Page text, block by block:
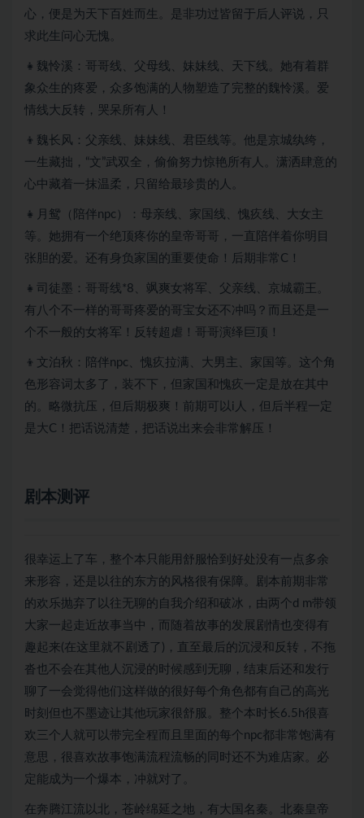
心，便是为天下百姓而生。是非功过皆留于后人评说，只
求此生问心无愧。
👧魏怜溪：哥哥线、父母线、妹妹线、天下线。她有着群
象众生的疼爱，众多饱满的人物塑造了完整的魏怜溪。爱
情线大反转，哭呆所有人！
👦魏长风：父亲线、妹妹线、君臣线等。他是京城纨绔，
一生藏拙，“文”武双全，偷偷努力惊艳所有人。潇洒肆意的
心中藏着一抹温柔，只留给最珍贵的人。
👧月鸳（陪伴npc）：母亲线、家国线、愧疚线、大女主
等。她拥有一个绝顶疼你的皇帝哥哥，一直陪伴着你明目
张胆的爱。还有身负家国的重要使命！后期非常C！
👧司徒墨：哥哥线*8、飒爽女将军、父亲线、京城霸王。
有八个不一样的哥哥疼爱的哥宝女还不冲吗？而且还是一
个不一般的女将军！反转超虐！哥哥演绎巨顶！
👦文泊秋：陪伴npc、愧疚拉满、大男主、家国等。这个角
色形容词太多了，装不下，但家国和愧疚一定是放在其中
的。略微抗压，但后期极爽！前期可以i人，但后半程一定
是大C！把话说清楚，把话说出来会非常解压！
剧本测评
很幸运上了车，整个本只能用舒服恰到好处没有一点多余
来形容，还是以往的东方的风格很有保障。剧本前期非常
的欢乐抛弃了以往无聊的自我介绍和破冰，由两个d m带领
大家一起走近故事当中，而随着故事的发展剧情也变得有
趣起来(在这里就不剧透了)，直至最后的沉浸和反转，不拖
沓也不会在其他人沉浸的时候感到无聊，结束后还和发行
聊了一会觉得他们这样做的很好每个角色都有自己的高光
时刻但也不墨迹让其他玩家很舒服。整个本时长6.5h很喜
欢三个人就可以带完全程而且里面的每个npc都非常饱满有
意思，很喜欢故事饱满流程流畅的同时还不为难店家。必
定能成为一个爆本，冲就对了。
在奔腾江流以北，苍岭绵延之地，有大国名秦。北秦皇帝